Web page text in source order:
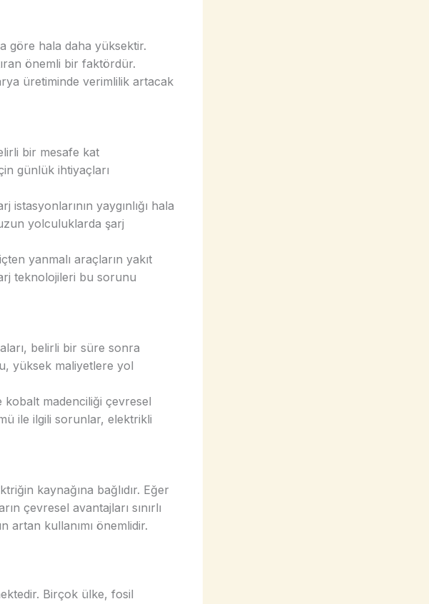
göre hala daha yüksektir.
önemli bir faktördür.
üretiminde verimlilik artacak
bir mesafe kat
günlük ihtiyaçları
istasyonlarının yaygınlığı hala
yolculuklarda şarj
yanmalı araçların yakıt
teknolojileri bu sorunu
belirli bir süre sonra
yüksek maliyetlere yol
madenciliği çevresel
ile ilgili sorunlar, elektrikli
kaynağına bağlıdır. Eğer
çevresel avantajları sınırlı
artan kullanımı önemlidir.
Birçok ülke, fosil